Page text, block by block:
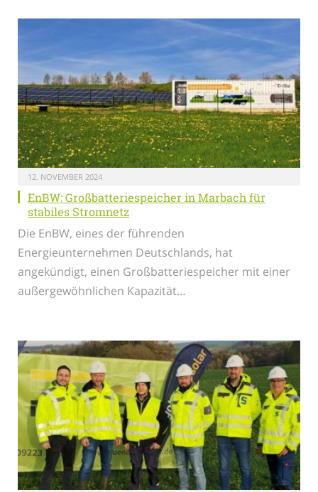
12. NOVEMBER 2024
EnBW: Großbatteriespeicher in Marbach für
stabiles Stromnetz
Die EnBW, eines der führenden
Energieunternehmen Deutschlands, hat
angekündigt, einen Großbatteriespeicher mit einer
außergewöhnlichen Kapazität…